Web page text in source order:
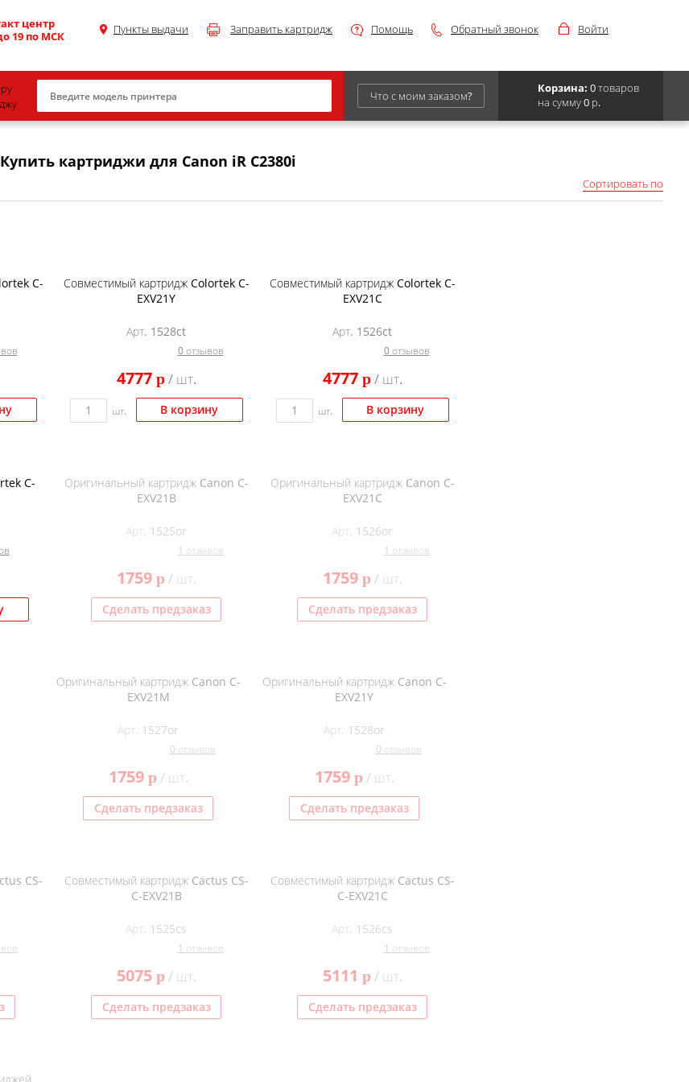
центр
19 по МСК
Пункты выдачи Заправить картридж Помощь Обратный звонок Войти
HP
Minolta
Kyocera
Для франкировальной машины
Что с моим заказом?
Корзина: 0 товаров
на сумму 0 р.
Купить картриджи для Canon iR C2380i
Сортировать по
C-
Совместимый картридж Colortek C-
EXV21Y
Арт. 1528ct
0 отзывов
4777 p/ шт.
шт. В корзину
Совместимый картридж Colortek C-
EXV21C
Арт. 1526ct
0 отзывов
4777 p/ шт.
шт. В корзину
C-
Оригинальный картридж Canon C-
EXV21B
Арт. 1525or
1 отзывов
1759 p/ шт.
Сделать предзаказ
Оригинальный картридж Canon C-
EXV21C
Арт. 1526or
1 отзывов
1759 p/ шт.
Сделать предзаказ
Оригинальный картридж Canon C-
EXV21M
Арт. 1527or
0 отзывов
1759 p/ шт.
Сделать предзаказ
Оригинальный картридж Canon C-
EXV21Y
Арт. 1528or
0 отзывов
1759 p/ шт.
Сделать предзаказ
CS-
Совместимый картридж Cactus CS-
C-EXV21B
Арт. 1525cs
1 отзывов
5075 p/ шт.
Сделать предзаказ
Совместимый картридж Cactus CS-
C-EXV21C
Арт. 1526cs
1 отзывов
5111 p/ шт.
Сделать предзаказ